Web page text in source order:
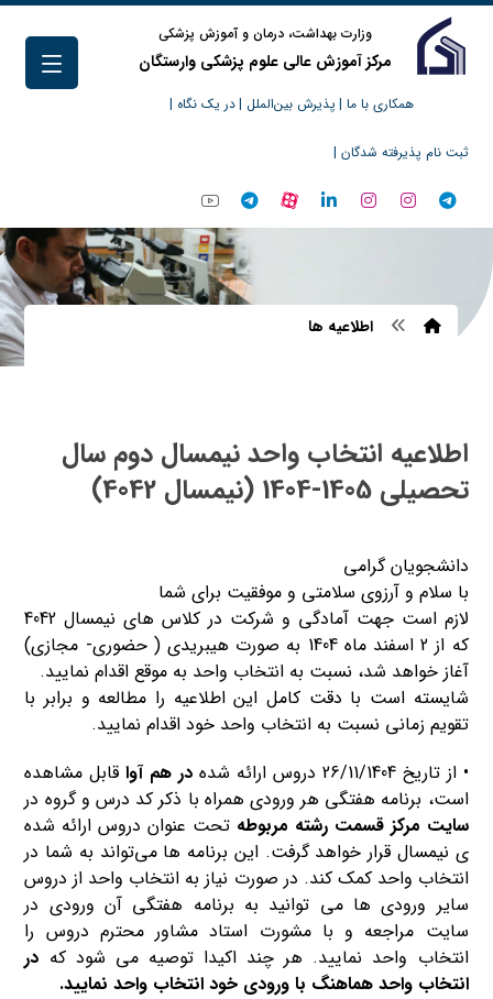
وزارت بهداشت، درمان و آموزش پزشکی
مرکز آموزش عالی علوم پزشکی وارستگان
همکاری با ما | پذیرش بین‌الملل |در یک نگاه |
ثبت نام پذیرفته شدگان |
اطلاعیه ها
اطلاعیه انتخاب واحد نیمسال دوم سال
تحصیلی 1405-1404 (نیمسال 4042)
دانشجویان گرامی
با سلام و آرزوی سلامتی و موفقیت برای شما
لازم است جهت آمادگی و شرکت در کلاس های نیمسال 4042
که از 2 اسفند ماه 1404 به صورت هیبریدی ( حضوری- مجازی)
آغاز خواهد شد، نسبت به انتخاب واحد به موقع اقدام نمایید.
شایسته است با دقت کامل این اطلاعیه را مطالعه و برابر با
تقویم زمانی نسبت به انتخاب واحد خود اقدام نمایید.
• از تاریخ 26/11/1404 دروس ارائه شده
در هم آواقابل مشاهده
است، برنامه هفتگی هر ورودی همراه با ذکر کد درس و گروه در
سایت مرکز قسمت رشته مربوطه تحت عنوان دروس ارائه شده
ی نیمسال قرار خواهد گرفت. این برنامه ها می‌تواند به شما در
انتخاب واحد کمک کند. در صورت نیاز به انتخاب واحد از دروس
سایر ورودی ها می توانید به برنامه هفتگی آن ورودی در
سایت مراجعه و با مشورت استاد مشاور محترم دروس را
انتخاب واحد نمایید. هر چند اکیدا توصیه می شود که در
انتخاب واحد هماهنگ با ورودی خود انتخاب واحد نمایید.